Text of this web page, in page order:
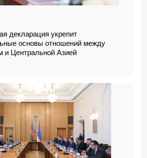
декларация укрепит
основы отношений между
и Центральной Азией